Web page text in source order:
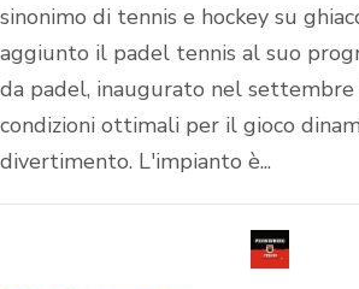
sinonimo di tennis e hockey su
aggiunto il padel tennis al suo
da padel, inaugurato nel
condizioni ottimali per il gioco
divertimento. L'impianto è...